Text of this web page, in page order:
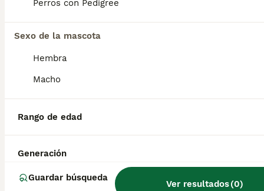
Perros con Pedigree
Sexo de la mascota
Hembra
Macho
Rango de edad
Generación
Guardar búsqueda
Ver resultados(0)
Sphynx en venta
Maine Coon en venta
Persa en venta
Teckel en Barcelona
Chihuahua en Sevilla
Perros en adopcion
Información